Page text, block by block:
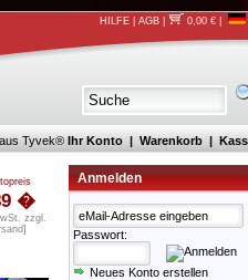
HILFE |AGB 0,00 €
Tyvek® Ihr Konto | Warenkorb |
�
zzgl.
]
Anmelden
Passwort:
Neues Konto erstellen